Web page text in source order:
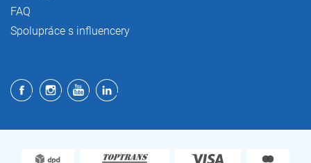
FAQ
Spolupráce s influencery